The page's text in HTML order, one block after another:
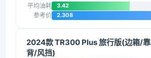
平均油耗 3.42
参考价 2.308
2024款 TR300 Plus 旅行版(边箱/靠
背/风挡)